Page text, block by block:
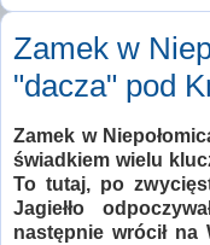
Zamek w
"dacza" pod
Zamek w
świadkiem wielu
To tutaj, po
Jagiełło
następnie wrócił na